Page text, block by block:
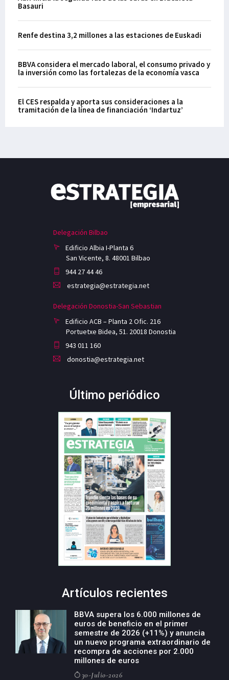
Basauri
Renfe destina 3,2 millones a las estaciones de Euskadi
BBVA considera el mercado laboral, el consumo privado y
la inversión como las fortalezas de la economía vasca
El CES respalda y aporta sus consideraciones a la
tramitación de la línea de financiación ‘Indartuz’
Delegación Bilbao
Edificio Albia I-Planta 6
San Vicente, 8. 48001 Bilbao
944 27 44 46
estrategia@estrategia.net
Delegación Donostia-San Sebastian
Edificio ACB – Planta 2 Ofic. 216
Portuetxe Bidea, 51. 20018 Donostia
943 011 160
donostia@estrategia.net
Último periódico
Artículos recientes
BBVA supera los 6.000 millones de
euros de beneficio en el primer
semestre de 2026 (+11%) y anuncia
un nuevo programa extraordinario de
recompra de acciones por 2.000
millones de euros
30-Julio-2026